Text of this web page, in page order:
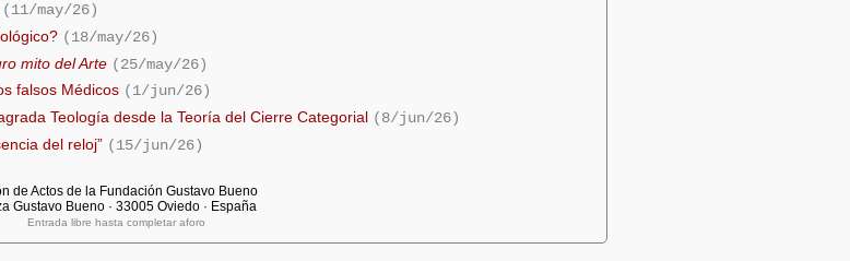
(11/may/26)
(18/may/26)
mito del Arte (25/may/26)
falsos Médicos (1/jun/26)
Teología desde la Teoría del Cierre Categorial (8/jun/26)
del reloj” (15/jun/26)
de Actos de la Fundación Gustavo Bueno
Gustavo Bueno · 33005 Oviedo · España
Entrada libre hasta completar aforo